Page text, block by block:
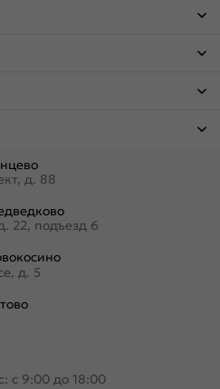
д. 88
22, подъезд 6
д. 5
с 9:00 до 18:00